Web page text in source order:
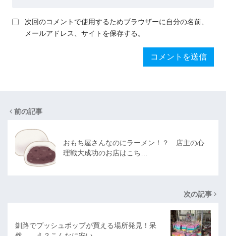
次回のコメントで使用するためブラウザーに自分の名前、
メールアドレス、サイトを保存する。
前の記事
おもち屋さんなのにラーメン！？ 店主の心
理戦大成功のお店はこち…
次の記事
釧路でプッシュポップが買える場所発見！呆